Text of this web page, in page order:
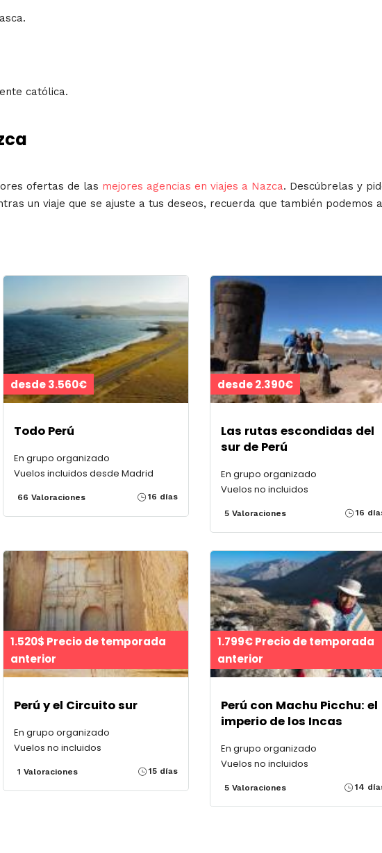
católica.
ofertas de las mejores agencias en viajes a Nazca. Descúbrelas y
un viaje que se ajuste a tus deseos, recuerda que también podemos
desde 3.560€
Todo Perú
En grupo organizado
Vuelos incluidos desde Madrid
66 Valoraciones 16 días
desde 2.390€
Las rutas escondidas del
sur de Perú
En grupo organizado
Vuelos no incluidos
5 Valoraciones 16
1.520$ Precio de temporada
anterior
Perú y el Circuito sur
En grupo organizado
Vuelos no incluidos
1 Valoraciones 15 días
1.799€ Precio de temporada
anterior
Perú con Machu Picchu: el
imperio de los Incas
En grupo organizado
Vuelos no incluidos
5 Valoraciones 14